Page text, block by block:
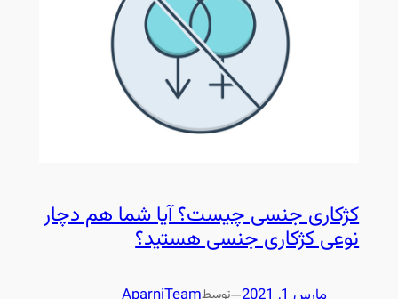
کژکاری جنسی چیست؟ آیا شما هم دچار
نوعی کژکاری جنسی هستید؟